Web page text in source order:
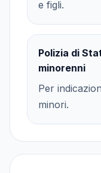
e figli.
Polizia di
minorenni
Per
minori.